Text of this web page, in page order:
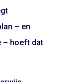
– en
– hoeft dat